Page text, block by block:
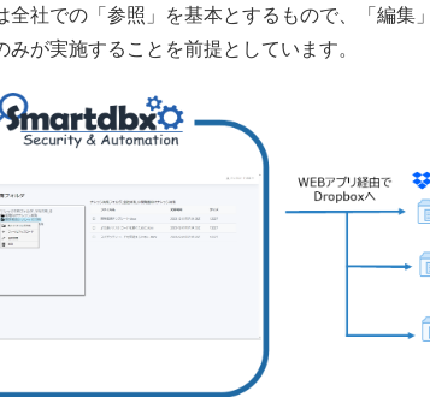
社での「参照」を基本とするもので、「編集
が実施することを前提としています。